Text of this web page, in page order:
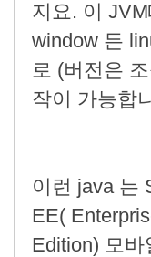
지요. 이
window 든
로 (버전은
작이 가능합
이런 java 는
EE(
Edition) 모